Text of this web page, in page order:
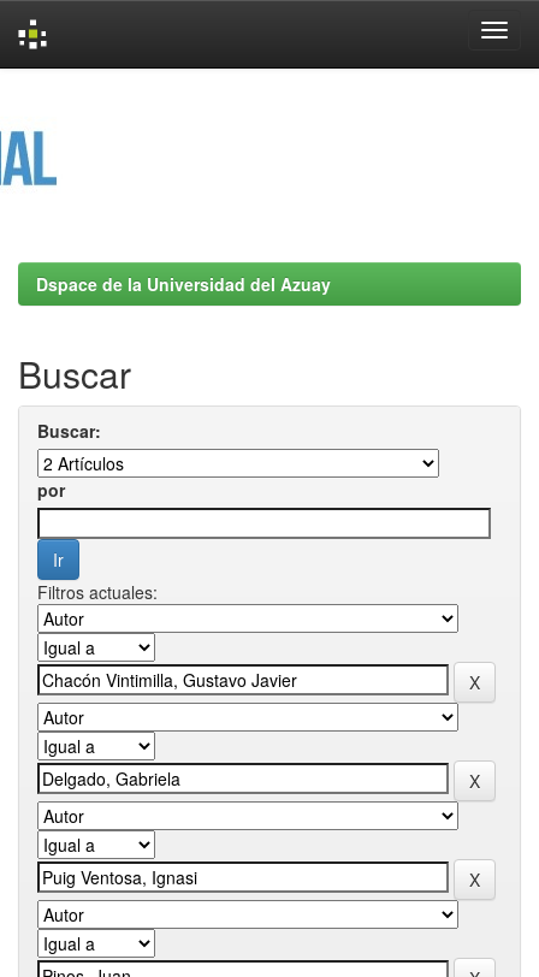
Dspace de la Universidad del Azuay
Buscar
Buscar:
por
Filtros actuales: